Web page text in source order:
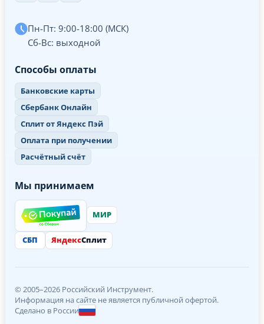
Пн-Пт: 9:00-18:00 (МСК)
Сб-Вс: выходной
Способы оплаты
Банковские карты
Сбербанк Онлайн
Сплит от Яндекс Пэй
Оплата при получении
Расчётный счёт
Мы принимаем
МИР
СБП ЯндексСплит
© 2005–2026 Российский Инструмент.
Информация на сайте не является публичной офертой.
Сделано в России